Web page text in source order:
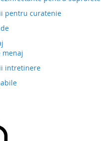
pentru curatenie
menaj
intretinere